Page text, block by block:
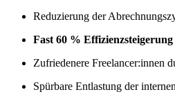
Reduzierung der
Fast 60 % Effizienzsteigerung
Zufriedenere Freelancer:innen
Spürbare Entlastung der